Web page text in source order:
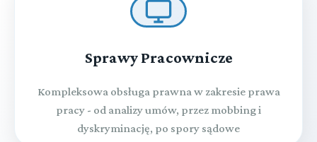
Sprawy Pracownicze
Kompleksowa obsługa prawna w zakresie prawa
pracy - od analizy umów, przez mobbing i
dyskryminację, po spory sądowe